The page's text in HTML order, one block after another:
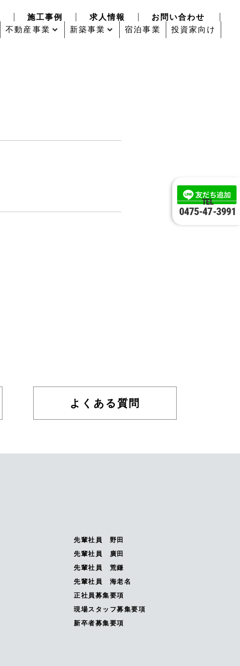
施工事例 求人情報
お問い合わせ
不動産事業 新築事業 宿泊事業 投資家向け
TEL
0475-47-3991
よくある質問
先輩社員 野田
先輩社員 廣田
先輩社員 荒鎌
先輩社員 海老名
正社員募集要項
現場スタッフ募集要項
新卒者募集要項